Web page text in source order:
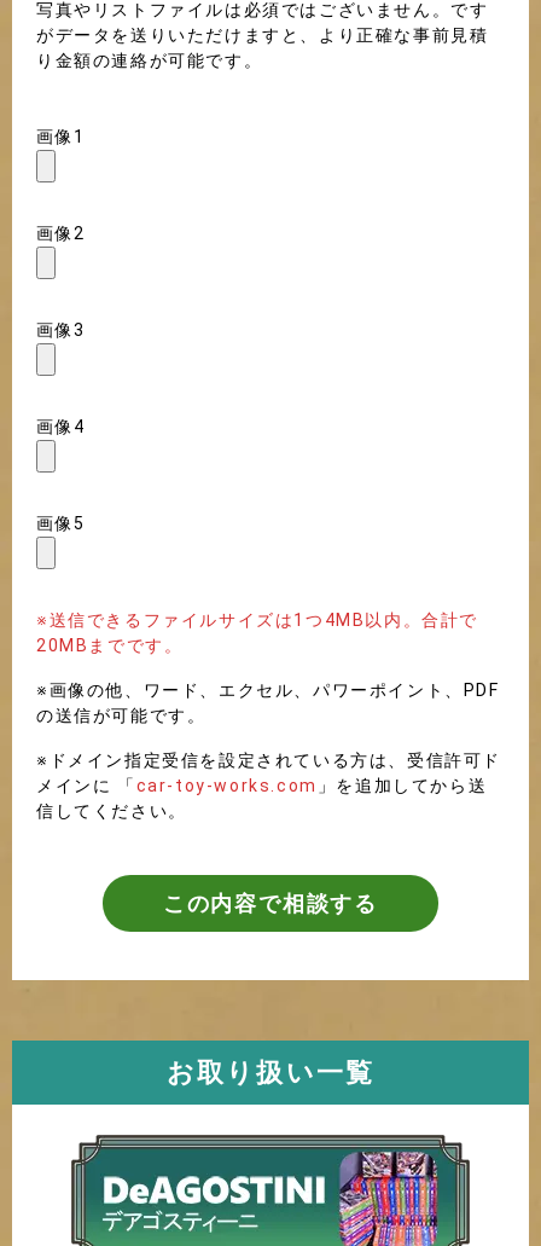
写真やリストファイルは必須ではございません。です
がデータを送りいただけますと、より正確な事前見積
り金額の連絡が可能です。
画像1
画像2
画像3
画像4
画像5
※送信できるファイルサイズは1つ4MB以内。合計で
20MBまでです。
※画像の他、ワード、エクセル、パワーポイント、PDF
の送信が可能です。
※ドメイン指定受信を設定されている方は、受信許可ド
メインに 「 car-toy-works.com 」を追加してから送
信してください。
この内容で相談する
お取り扱い一覧